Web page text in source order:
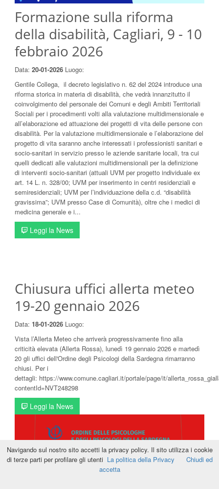
Navigando sul nostro sito accetti la privacy policy. Il sito utilizza i cookie
di terze parti per profilare gli utenti La politica della Privacy
Chiudi ed
accetta
Formazione sulla riforma
della disabilità, Cagliari, 9 - 10
febbraio 2026
Data: 20-01-2026 Luogo:
Gentile Collega, il decreto legislativo n. 62 del 2024 introduce una
riforma storica in materia di disabilità, che vedrà innanzitutto il
coinvolgimento del personale dei Comuni e degli Ambiti Territoriali
Sociali per i procedimenti volti alla valutazione multidimensionale e
all’elaborazione ed attuazione dei progetti di vita delle persone con
disabilità. Per la valutazione multidimensionale e l’elaborazione del
progetto di vita saranno anche interessati i professionisti sanitari e
socio-sanitari in servizio presso le aziende sanitarie locali, tra cui
quelli dedicati alle valutazioni multidimensionali per la definizione
di interventi socio-sanitari (attuali UVM per progetto individuale ex
art. 14 L. n. 328/00; UVM per inserimento in centri residenziali e
semiresidenziali; UVM per l’individuazione della c.d. “disabilità
gravissima”; UVM presso Case di Comunità), oltre che i medici di
medicina generale e i...
Leggi la News
Chiusura uffici allerta meteo
19-20 gennaio 2026
Data: 18-01-2026 Luogo:
Vista l’Allerta Meteo che arriverà progressivamente fino alla
criticità elevata (Allerta Rossa), lunedì 19 gennaio 2026 e martedì
20 gli uffici dell'Ordine degli Psicologi della Sardegna rimarranno
chiusi. Per i
dettagli: https://www.comune.cagliari.it/portale/page/it/
contentId=NVT248298
Leggi la News